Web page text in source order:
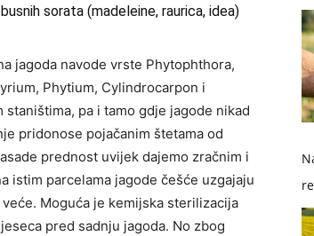
sorata (madeleine, raurica, idea)
jagoda navode vrste Phytophthora,
Phytium, Cylindrocarpon i
pa i tamo gdje jagode nikad
pridonose pojačanim štetama od
prednost uvijek dajemo zračnim i
istim parcelama jagode češće uzgajaju
Moguća je kemijska sterilizacija
pred sadnju jagoda. No zbog